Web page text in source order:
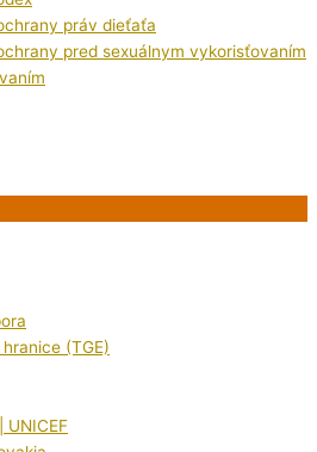
práv dieťaťa
pred sexuálnym vykorisťovaním
(TGE)
UNICEF